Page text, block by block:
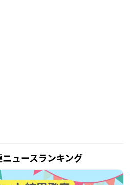
ュースランキング